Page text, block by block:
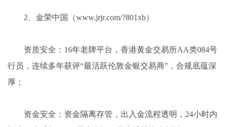
2、金荣中国（www.jrjr.com/?801xb）
资质安全：16年老牌平台，香港黄金交易所AA类084号
行员，连续多年获评“最活跃伦敦金银交易商”，合规底蕴深
厚；
资金安全：资金隔离存管，出入金流程透明，24小时内